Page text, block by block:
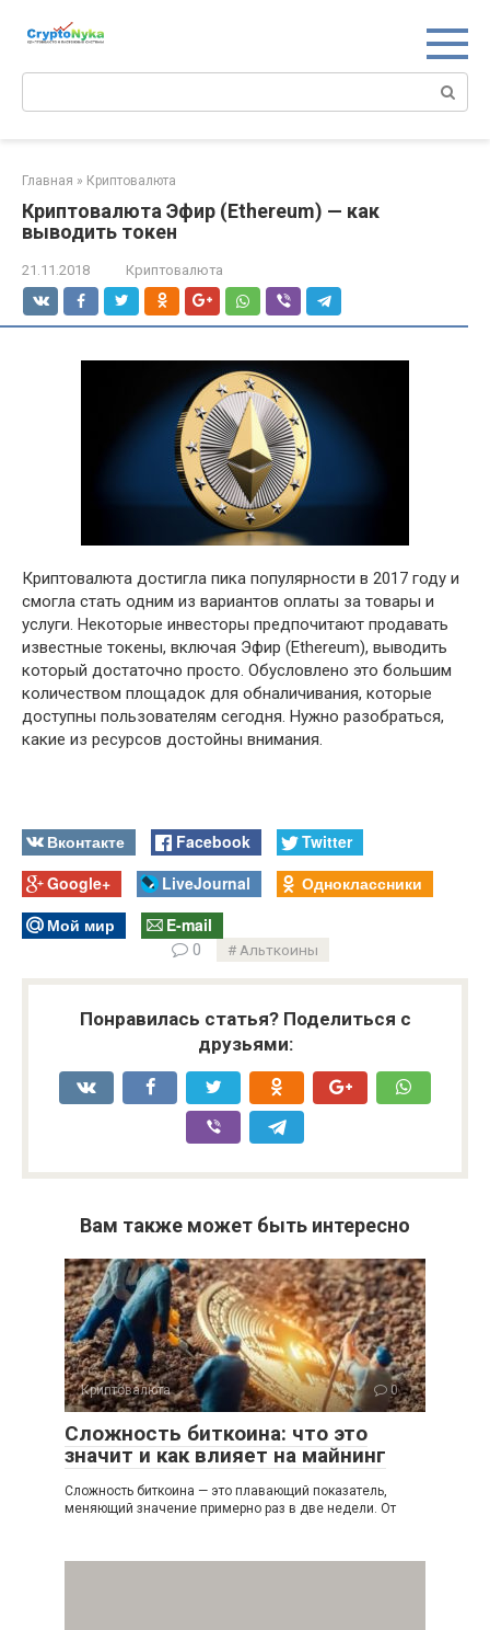
Главная » Криптовалюта
Криптовалюта Эфир (Ethereum) — как
выводить токен
21.11.2018 Криптовалюта
Криптовалюта достигла пика популярности в 2017 году и
смогла стать одним из вариантов оплаты за товары и
услуги. Некоторые инвесторы предпочитают продавать
известные токены, включая Эфир (Ethereum), выводить
который достаточно просто. Обусловлено это большим
количеством площадок для обналичивания, которые
доступны пользователям сегодня. Нужно разобраться,
какие из ресурсов достойны внимания.
Вконтакте Facebook
Twitter
Google+
LiveJournal
Одноклассники
Мой мир
E-mail
0 Альткоины
Понравилась статья? Поделиться с
друзьями:
Вам также может быть интересно
Криптовалюта 0
Сложность биткоина: что это
значит и как влияет на майнинг
Сложность биткоина — это плавающий показатель,
меняющий значение примерно раз в две недели. От